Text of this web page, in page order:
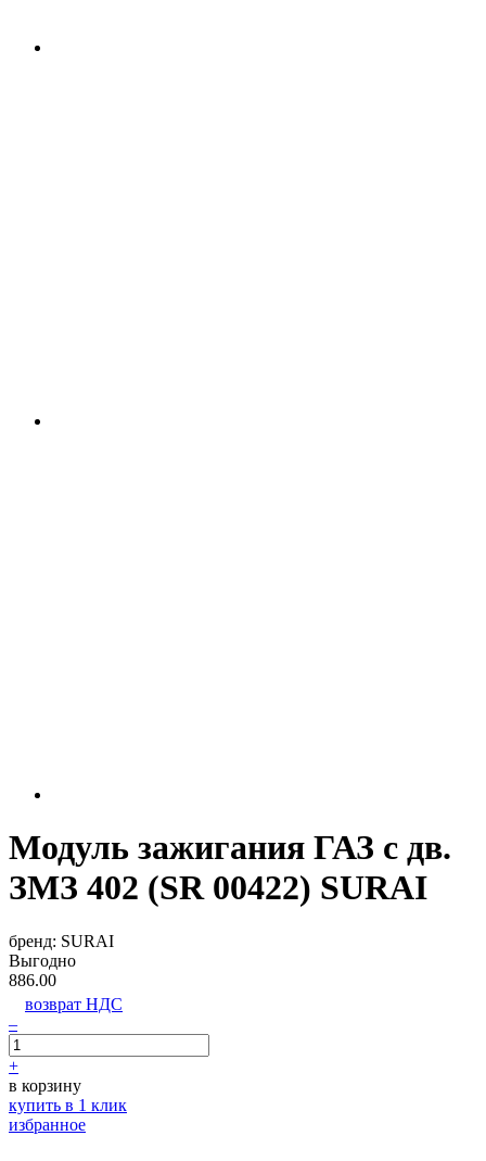
Модуль зажигания ГАЗ с дв.
ЗМЗ 402 (SR 00422) SURAI
бренд: SURAI
Выгодно
886.00
возврат НДС
–
+
в корзину
купить в 1 клик
избранное